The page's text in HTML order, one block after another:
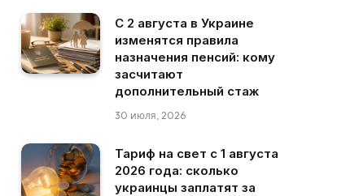
С 2 августа в Украине
изменятся правила
назначения пенсий: кому
засчитают
дополнительный стаж
30 июля, 2026
Тариф на свет с 1 августа
2026 года: сколько
украинцы заплатят за